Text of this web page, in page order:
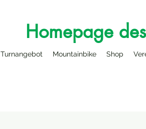
Homepage
Turnangebot Mountainbike Shop